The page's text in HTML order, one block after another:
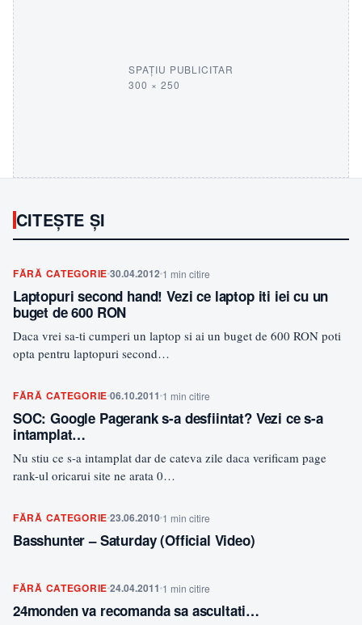
SPAȚIU PUBLICITAR
300 × 250
CITEȘTE ȘI
FĂRĂ CATEGORIE30.04.2012 1 min citire
Laptopuri second hand! Vezi ce laptop iti iei cu un
buget de 600 RON
Daca vrei sa-ti cumperi un laptop si ai un buget de 600 RON poti
opta pentru laptopuri second…
FĂRĂ CATEGORIE06.10.2011 1 min citire
SOC: Google Pagerank s-a desfiintat? Vezi ce s-a
intamplat…
Nu stiu ce s-a intamplat dar de cateva zile daca verificam page
rank-ul oricarui site ne arata 0…
FĂRĂ CATEGORIE23.06.2010 1 min citire
Basshunter – Saturday (Official Video)
FĂRĂ CATEGORIE24.04.2011 1 min citire
24monden va recomanda sa ascultati…